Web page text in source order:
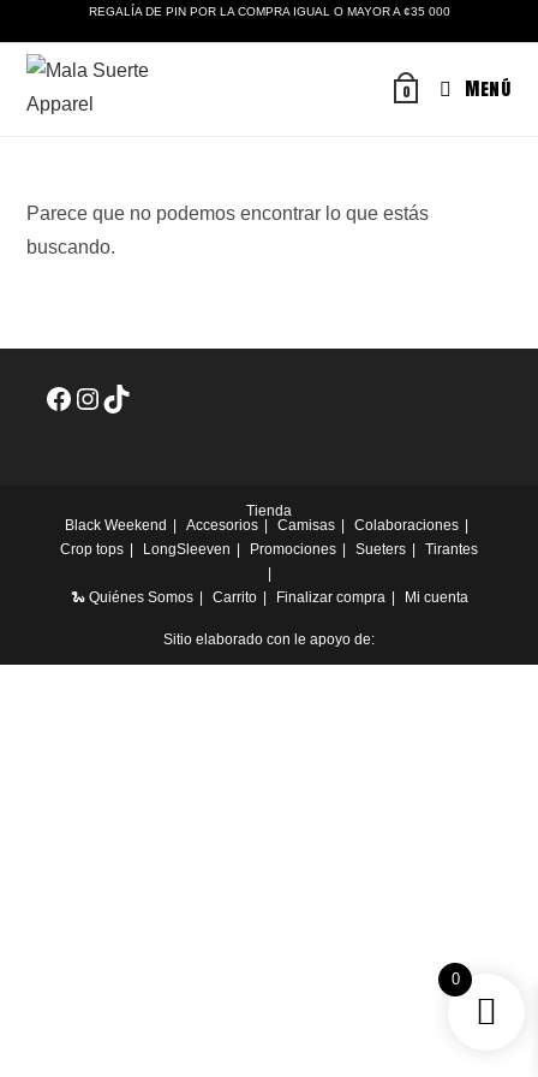
al
contenido
REGALÍA DE PIN POR LA COMPRA IGUAL O MAYOR A ¢35 000
0 Menú
Parece que no podemos encontrar lo que estás
buscando.
Facebook
Instagram
TikTok
Tienda
Black Weekend
Accesorios Camisas
Colaboraciones
Crop tops
LongSleeven Promociones Sueters Tirantes
🐍 Quiénes Somos Carrito Finalizar compra Mi cuenta
Sitio elaborado con le apoyo de:
0